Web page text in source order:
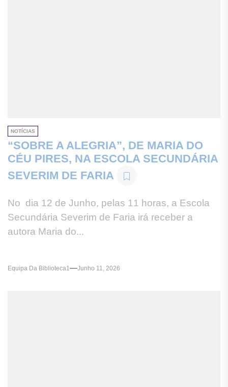
NOTÍCIAS
“SOBRE A ALEGRIA”, DE MARIA DO
CÉU PIRES, NA ESCOLA SECUNDÁRIA
SEVERIM DE FARIA
No dia 12 de Junho, pelas 11 horas, a Escola
Secundária Severim de Faria irá receber a
autora Maria do...
Equipa Da Biblioteca1 Junho 11, 2026